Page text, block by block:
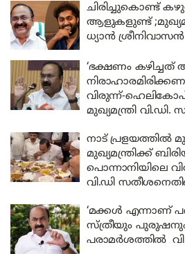
ചിരിച്ചുകൊണ്ട്
ആളുകളുണ്ട്
ധ്യാൻ ശ്രീനിവാസൻ
‘ഭക്ഷണം
വിരുന്ന്-
മുഖ്യമന്ത്രി വി.ഡി.
നാട് പ്രളയത്തിൽ
മുഖ്യമന്ത്രിക്ക്
പൊന്നാനിയിലെ
വി.ഡി
‘മക്കൾ എന്നാണ്
സ്ത്രീയും പുരുഷനും
പരാമർശത്തിൽ